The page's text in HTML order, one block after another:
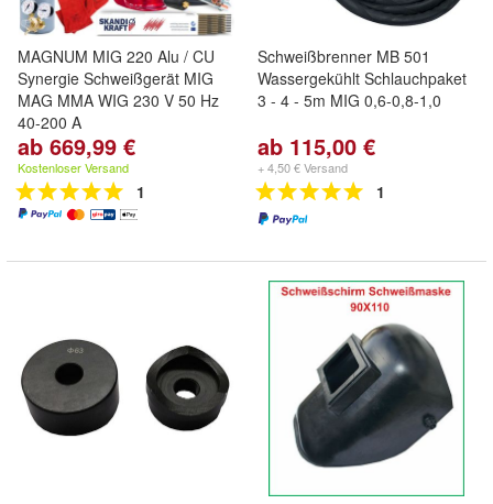
MAGNUM MIG 220 Alu / CU
Synergie Schweißgerät MIG
MAG MMA WIG 230 V 50 Hz
40-200 A
ab 669,99 €
Kostenloser Versand
1
Schweißbrenner MB 501
Wassergekühlt Schlauchpaket
3 - 4 - 5m MIG 0,6-0,8-1,0
ab 115,00 €
+ 4,50 € Versand
1